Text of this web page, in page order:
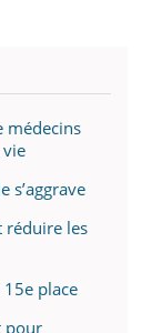
médecins
vie
s’aggrave
réduire les
place
pour